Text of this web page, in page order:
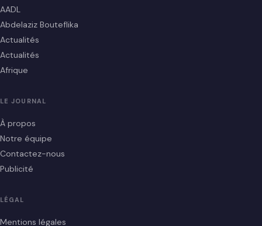
AADL
Abdelaziz Bouteflika
Actualités
Actualités
Afrique
LE JOURNAL
À propos
Notre équipe
Contactez-nous
Publicité
LÉGAL
Mentions légales